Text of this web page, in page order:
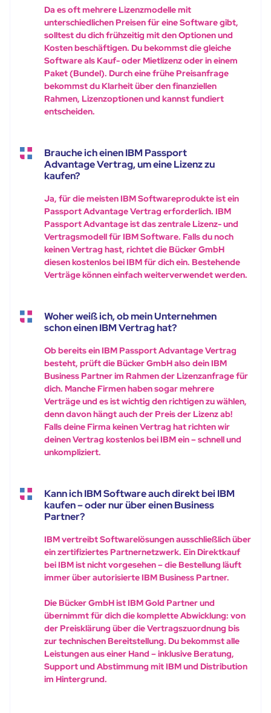
Da es oft mehrere Lizenzmodelle mit
unterschiedlichen Preisen für eine Software gibt,
solltest du dich frühzeitig mit den Optionen und
Kosten beschäftigen. Du bekommst die gleiche
Software als Kauf- oder Mietlizenz oder in einem
Paket (Bundel). Durch eine frühe Preisanfrage
bekommst du Klarheit über den finanziellen
Rahmen, Lizenzoptionen und kannst fundiert
entscheiden.
Brauche ich einen IBM Passport
Advantage Vertrag, um eine Lizenz zu
kaufen?
Ja, für die meisten IBM Softwareprodukte ist ein
Passport Advantage Vertrag erforderlich. IBM
Passport Advantage ist das zentrale Lizenz- und
Vertragsmodell für IBM Software. Falls du noch
keinen Vertrag hast, richtet die Bücker GmbH
diesen kostenlos bei IBM für dich ein. Bestehende
Verträge können einfach weiterverwendet werden.
Woher weiß ich, ob mein Unternehmen
schon einen IBM Vertrag hat?
Ob bereits ein IBM Passport Advantage Vertrag
besteht, prüft die Bücker GmbH also dein IBM
Business Partner im Rahmen der Lizenzanfrage für
dich. Manche Firmen haben sogar mehrere
Verträge und es ist wichtig den richtigen zu wählen,
denn davon hängt auch der Preis der Lizenz ab!
Falls deine Firma keinen Vertrag hat richten wir
deinen Vertrag kostenlos bei IBM ein – schnell und
unkompliziert.
Kann ich IBM Software auch direkt bei IBM
kaufen – oder nur über einen Business
Partner?
IBM vertreibt Softwarelösungen ausschließlich über
ein zertifiziertes Partnernetzwerk. Ein Direktkauf
bei IBM ist nicht vorgesehen – die Bestellung läuft
immer über autorisierte IBM Business Partner.
Die Bücker GmbH ist IBM Gold Partner und
übernimmt für dich die komplette Abwicklung: von
der Preisklärung über die Vertragszuordnung bis
zur technischen Bereitstellung. Du bekommst alle
Leistungen aus einer Hand – inklusive Beratung,
Support und Abstimmung mit IBM und Distribution
im Hintergrund.